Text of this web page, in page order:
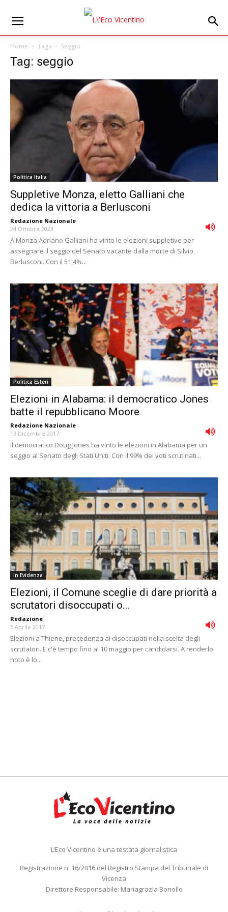
Home Tags Seggio
Tag: seggio
Politica Italia
Suppletive Monza, eletto Galliani che
dedica la vittoria a Berlusconi
Redazione Nazionale -
24 Ottobre 2023
A Monza Adriano Galliani ha vinto le elezioni suppletive per
assegnare il seggio del Senato vacante dalla morte di Silvio
Berlusconi. Con il 51,4%...
Politica Esteri
Elezioni in Alabama: il democratico Jones
batte il repubblicano Moore
Redazione Nazionale -
13 Dicembre 2017
Il democratico Doug Jones ha vinto le elezioni in Alabama per un
seggio al Senato degli Stati Uniti. Con il 99% dei voti scrutinati...
In Evidenza
Elezioni, il Comune sceglie di dare priorità a
scrutatori disoccupati o...
Redazione -
5 Aprile 2017
Elezioni a Thiene, precedenza ai disoccupati nella scelta degli
scrutatori. E c'è tempo fino al 10 maggio per candidarsi. A renderlo
noto è lo...
L’Eco Vicentino è una testata giornalistica
Registrazione n. 16/2016 del Registro Stampa del Tribunale di
Vicenza
Direttore Responsabile: Mariagrazia Bonollo